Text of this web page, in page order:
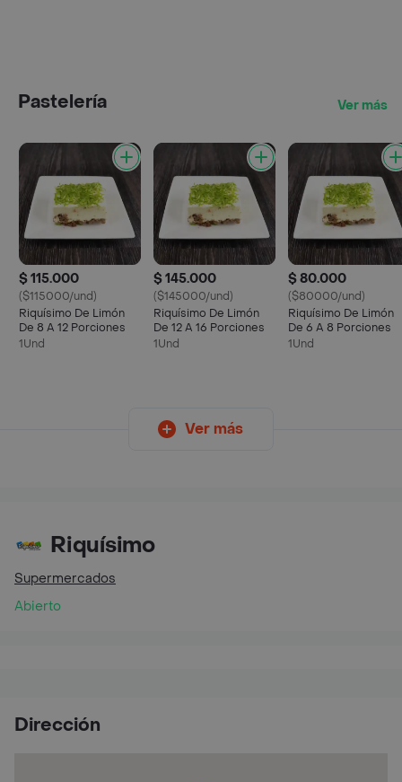
Pastelería Ver más
$ 115.000
($115000/und)
Riquísimo De Limón
De 8 A 12 Porciones
1Und
$ 145.000
($145000/und)
Riquísimo De Limón
De 12 A 16 Porciones
1Und
$ 80.000
($80000/und)
Riquísimo De Limón
De 6 A 8 Porciones
1Und
Ver más
Riquísimo
Supermercados
Abierto
Dirección